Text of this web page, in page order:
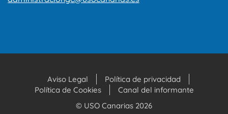
Aviso Legal
Política de privacidad
Política de Cookies
Canal del informante
© USO Canarias 2026